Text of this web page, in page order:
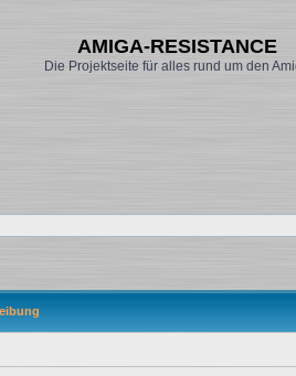
AMIGA-RESISTANCE
Die Projektseite für alles rund um den